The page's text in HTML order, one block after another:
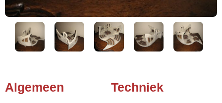
Algemeen Techniek